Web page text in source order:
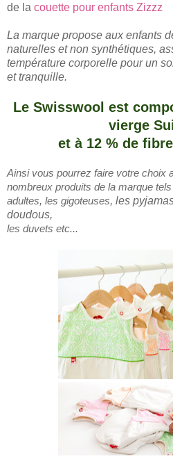
de la couette pour enfants Zizzz
La marque propose aux enfants
naturelles et non synthétiques,
température corporelle pour un
et tranquille.
Le Swisswool est
vierge
et à 12 % de
Ainsi vous pourrez faire votre choix
nombreux produits de la marque
adultes, les gigoteuses, les py
doudous,
les duvets etc...